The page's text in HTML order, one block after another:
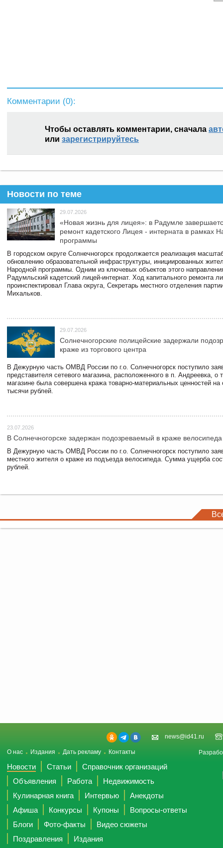
Комментарии (0):
Чтобы оставлять комментарии, сначала
или зарегистрируйтесь
Новости по теме
29.07.2026
«Новая жизнь для лицея»: в Радумле
ремонт кадетского Лицея - интерната в рамках
программы
В городском округе Солнечногорск продолжается реализация
обновлению образовательной инфраструктуры, инициированных
Народной программы. Одним из ключевых объектов этого
Радумльский кадетский лицей-интернат. Ход капитального ремонта
проинспектировал Глава округа, Секретарь местного отделения
Михальков.
29.07.2026
Солнечногорские полицейские задержали
краже из торгового центра
В Дежурную часть ОМВД России по г.о. Солнечногорск поступило
представителя сетевого магазина, расположенного в п. Андреевка, о
магазине была совершена кража товарно-материальных ценностей
тысячи рублей.
23.07.2026
В Солнечногорске задержан подозреваемый в краже велосипеда
В Дежурную часть ОМВД России по г.о. Солнечногорск поступило
местного жителя о краже из подъезда велосипеда. Сумма ущерба
рублей.
news@id41.ru
О нас Издания Дать рекламу Контакты
Новости Статьи
Справочник организаций
Объявления
Работа
Недвижимость
Кулинарная книга
Интервью
Анекдоты
Афиша
Конкурсы Купоны
Вопросы-ответы
Блоги
Фото-факты
Видео сюжеты
Поздравления
Издания